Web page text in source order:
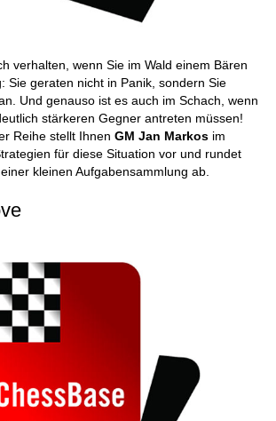
verhalten, wenn Sie im Wald einem Bären
Sie geraten nicht in Panik, sondern Sie
Und genauso ist es auch im Schach, wenn
stärkeren Gegner antreten müssen!
Reihe stellt Ihnen GM Jan Markos im
für diese Situation vor und rundet
kleinen Aufgabensammlung ab.